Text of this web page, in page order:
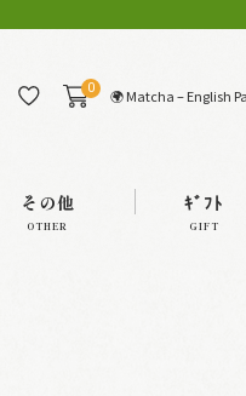
0 🌍 Matcha – English
その他
OTHER
ｷﾞﾌﾄ
GIFT